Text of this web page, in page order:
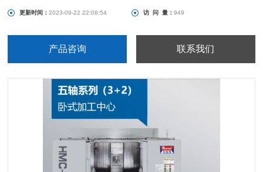
更新时间：2023-09-22 22:08:54 访 问 量： 949
产品咨询 联系我们